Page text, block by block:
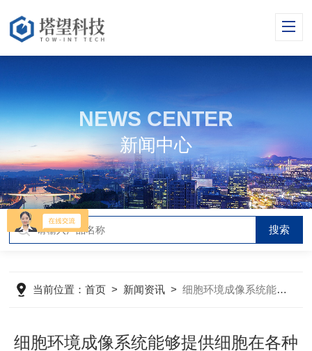
NEWS CENTER
新闻中心
当前位置：首页 > 新闻资讯 >细胞环境成像系统能够提供细胞在各种条件下的详细视图
细胞环境成像系统能够提供细胞在各种